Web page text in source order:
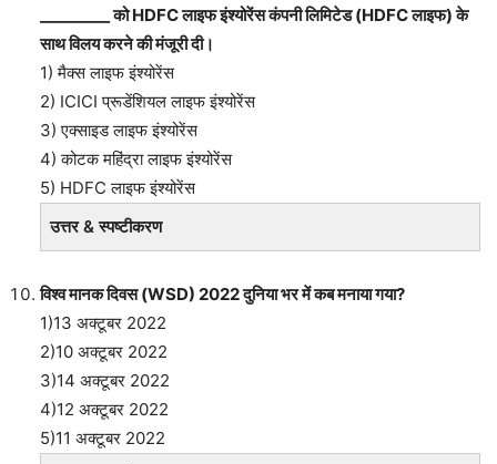
_________ को HDFC लाइफ इंश्योरेंस कंपनी लिमिटेड (HDFC लाइफ) के
साथ विलय करने की मंजूरी दी।
1) मैक्स लाइफ इंश्योरेंस
2) ICICI प्रूडेंशियल लाइफ इंश्योरेंस
3) एक्साइड लाइफ इंश्योरेंस
4) कोटक महिंद्रा लाइफ इंश्योरेंस
5) HDFC लाइफ इंश्योरेंस
उत्तर & स्पष्टीकरण
विश्व मानक दिवस (WSD) 2022 दुनिया भर में कब मनाया गया?
1)13 अक्टूबर 2022
2)10 अक्टूबर 2022
3)14 अक्टूबर 2022
4)12 अक्टूबर 2022
5)11 अक्टूबर 2022